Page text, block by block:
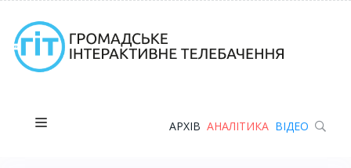
АРХІВ АНАЛІТИКА ВІДЕО